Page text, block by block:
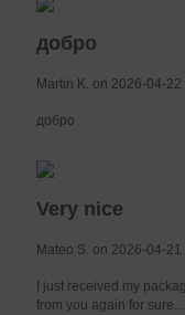
добро
Martin K. on 2026-04-22
добро
Very nice
Mateo S. on 2026-04-21
I just received my
from you again for sure...